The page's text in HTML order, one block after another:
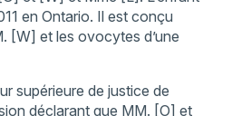
en Ontario. Il est conçu
[W] et les ovocytes d’une
supérieure de justice de
déclarant que MM. [O] et